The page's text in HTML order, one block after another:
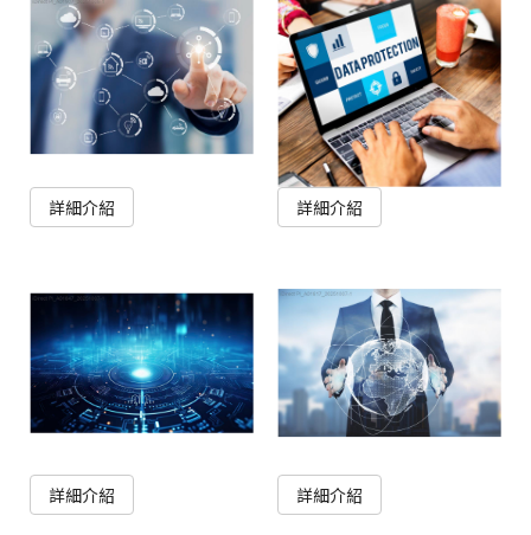
詳細介紹 詳細介紹
詳細介紹 詳細介紹